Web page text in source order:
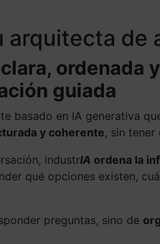
arquitecta de
ordenada
guiada
basado en IA generativa
y coherente, sin
industrIA ordena la
qué opciones existen,
preguntas, sino de